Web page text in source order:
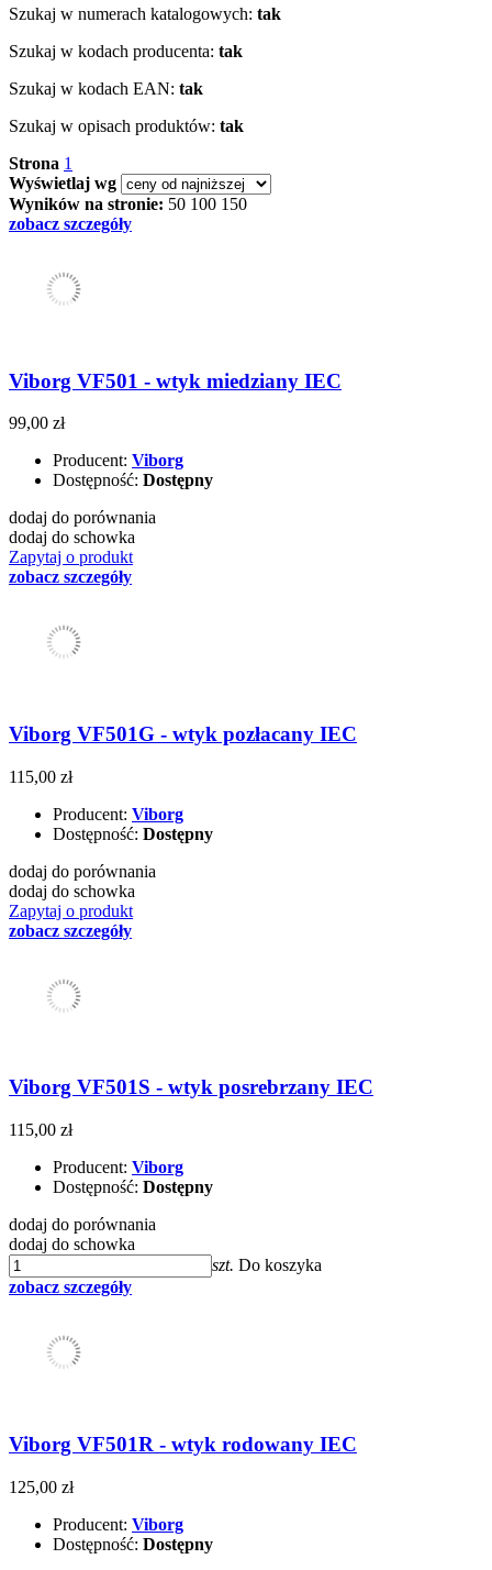
Szukaj w numerach katalogowych: tak
Szukaj w kodach producenta: tak
Szukaj w kodach EAN: tak
Szukaj w opisach produktów: tak
Strona 1
Wyświetlaj wg
Wyników na stronie: 50 100 150
zobacz szczegóły
Viborg VF501 - wtyk miedziany IEC
99,00 zł
Producent: Viborg
Dostępność: Dostępny
dodaj do porównania
dodaj do schowka
Zapytaj o produkt
zobacz szczegóły
Viborg VF501G - wtyk pozłacany IEC
115,00 zł
Producent: Viborg
Dostępność: Dostępny
dodaj do porównania
dodaj do schowka
Zapytaj o produkt
zobacz szczegóły
Viborg VF501S - wtyk posrebrzany IEC
115,00 zł
Producent: Viborg
Dostępność: Dostępny
dodaj do porównania
dodaj do schowka
szt. Do koszyka
zobacz szczegóły
Viborg VF501R - wtyk rodowany IEC
125,00 zł
Producent: Viborg
Dostępność: Dostępny